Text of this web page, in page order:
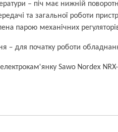
– піч має нижній
та загальної роботи
парою механічних
– для початку роботи
Sawo Nordex